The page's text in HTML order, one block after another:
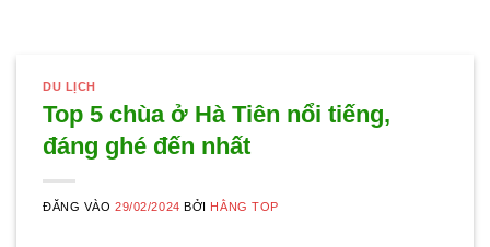
DU LỊCH
Top 5 chùa ở Hà Tiên nổi tiếng,
đáng ghé đến nhất
ĐĂNG VÀO29/02/2024 BỞI HẰNG TOP